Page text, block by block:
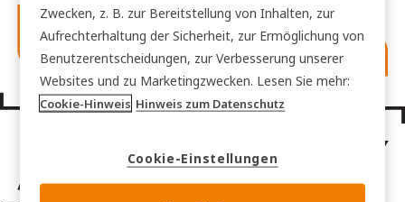
Zwecken, z. B. zur Bereitstellung von Inhalten, zur
Aufrechterhaltung der Sicherheit, zur Ermöglichung von
Benutzerentscheidungen, zur Verbesserung unserer
Websites und zu Marketingzwecken. Lesen Sie mehr:
Cookie-Hinweis Hinweis zum Datenschutz
Cookie-Einstellungen